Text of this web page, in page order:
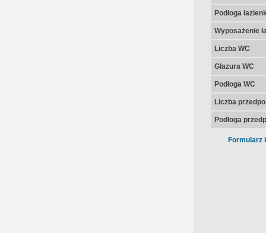
Podłoga
Wyposażenie
Liczba WC
Glazura WC
Podłoga WC
Liczba
Podłoga
Formularz